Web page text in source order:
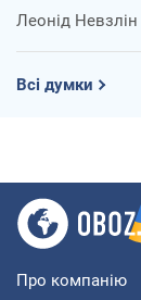
Леонід Невзлін
Всі думки
Про компанію